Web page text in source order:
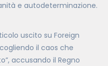
e autodeterminazione.
uscito su Foreign
il caos che
accusando il Regno